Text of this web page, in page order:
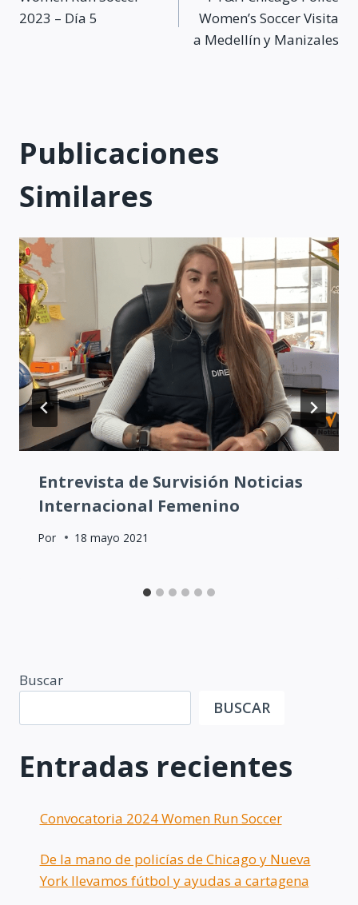
de
2023 – Día 5
Women’s Soccer Visita
a Medellín y Manizales
Publicaciones
Similares
Entrevista de Survisión Noticias
Internacional Femenino
Por 18 mayo 2021
Buscar
BUSCAR
Entradas recientes
Convocatoria 2024 Women Run Soccer
De la mano de policías de Chicago y Nueva
York llevamos fútbol y ayudas a cartagena